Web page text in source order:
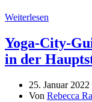
Weiterlesen
Yoga-City-
in der
25. Januar 2022
Von Rebecca